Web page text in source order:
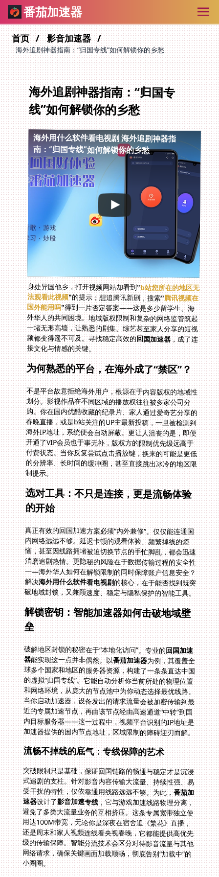
番茄加速器
首页 影音加速器
海外追剧神器指南：“归国专线”如何解锁你的乡愁
海外追剧神器指南：“归国专
线”如何解锁你的乡愁
海外用什么软件看电视剧 海外追剧神器指
南：“归国专线”如何解锁你的乡愁
身处异国他乡，打开视频网站却看到"b站您所在的地区无
法观看此视频"的提示；想追腾讯新剧，搜索"腾讯视频在
国外能用吗"得到一片否定答案——这是多少留学生、海
外华人的共同困境。地域版权限制和复杂的网络监管筑起
一堵无形高墙，让熟悉的剧集、综艺甚至家人分享的短视
频都变得遥不可及。寻找稳定高效的回国加速器，成了连
接文化与情感的关键。
为何熟悉的平台，在海外成了“禁区”？
不是平台故意拒绝海外用户，根源在于内容版权的地域性
划分。影视作品在不同区域的播放权往往被多家公司分
购。你在国内优酷收藏的纪录片、家人通过爱奇艺分享的
春晚直播，或是b站关注的UP主最新投稿，一旦被检测到
海外IP地址，系统便会自动屏蔽。更让人沮丧的是，即便
开通了VIP会员也于事无补，版权方的限制优先级远高于
付费状态。当你反复尝试点击播放键，换来的可能是更低
的分辨率、长时间的缓冲圈，甚至直接跳出冰冷的地区限
制提示。
选对工具：不只是连接，更是流畅体验
的开始
真正有效的回国加速方案必须“内外兼修”。仅仅能连通国
内网络远远不够。延迟卡顿的观看体验、频繁掉线的烦
恼，甚至因线路拥堵被迫切换节点的手忙脚乱，都会迅速
消磨追剧热情。更隐秘的风险在于数据传输过程的安全性
——海外华人如何在解锁限制的同时保障账户信息安全？
解决海外用什么软件看电视剧的核心，在于能否找到既突
破地域封锁，又兼顾速度、稳定与隐私保护的智能工具。
解锁密钥：智能加速器如何击破地域壁
垒
破解地区封锁的秘密在于“本地化访问”。专业的回国加速
器能实现这一点并非偶然。以番茄加速器为例，其覆盖全
球多个国家和地区的服务器资源，构建了一条条直达中国
的虚拟“归国专线”。它能自动分析你当前所处的物理位置
和网络环境，从庞大的节点池中为你动态选择最优线路。
当你启动加速器，设备发出的请求流量会被加密传输到最
近的专属加速节点，再由该节点经由高速通道“中转”到国
内目标服务器——这一过程中，视频平台识别的IP地址是
加速器提供的国内节点地址，区域限制的障碍迎刃而解。
流畅不掉线的底气：专线保障的艺术
突破限制只是基础，保证回国链路的畅通与稳定才是沉浸
式追剧的支柱。针对影音内容传输大流量、持续性强、易
受干扰的特性，仅依靠通用线路远远不够。为此，番茄加
速器设计了影音加速专线，它与游戏加速线路物理分离，
避免了多类大流量业务的互相挤压。这条专属宽带独立使
用达100M带宽，无论你是深夜在宿舍追《繁花》直播，
还是周末和家人视频连线看央视春晚，它都能提供高优先
级的传输保障。智能分流技术会区分对待影音流量与其他
网络请求，确保关键画面加载顺畅，彻底告别“加载中”的
小圈圈。